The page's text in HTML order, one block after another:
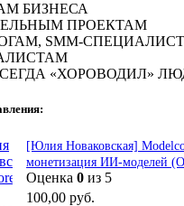
БИЗНЕСА
ПРОЕКТАМ
SMM-
«ХОРОВОДИЛ»
[Юлия Новаковская]
монетизация ИИ-моделей
Оценка 0 из 5
100,00 руб.